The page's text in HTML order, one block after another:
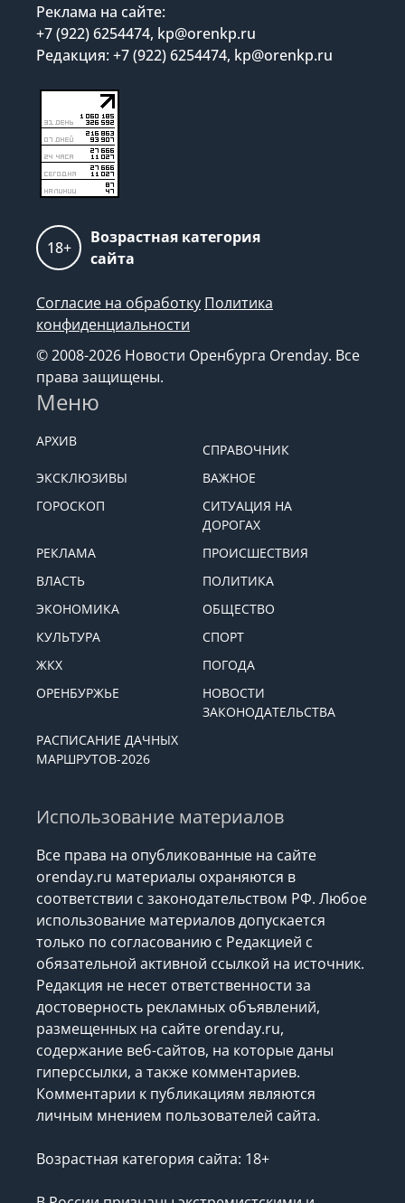
Реклама на сайте:
+7 (922) 6254474, kp@orenkp.ru
Редакция: +7 (922) 6254474, kp@orenkp.ru
18+
Возрастная категория
сайта
Согласие на обработку Политика
конфиденциальности
© 2008-2026 Новости Оренбурга Orenday. Все
права защищены.
Меню
АРХИВ
СПРАВОЧНИК
ЭКСКЛЮЗИВЫ
ВАЖНОЕ
ГОРОСКОП
СИТУАЦИЯ НА
ДОРОГАХ
РЕКЛАМА
ПРОИСШЕСТВИЯ
ВЛАСТЬ
ПОЛИТИКА
ЭКОНОМИКА
ОБЩЕСТВО
КУЛЬТУРА
СПОРТ
ЖКХ
ПОГОДА
ОРЕНБУРЖЬЕ
НОВОСТИ
ЗАКОНОДАТЕЛЬСТВА
РАСПИСАНИЕ ДАЧНЫХ
МАРШРУТОВ-2026
Использование материалов
Все права на опубликованные на сайте
orenday.ru материалы охраняются в
соответствии с законодательством РФ. Любое
использование материалов допускается
только по согласованию с Редакцией с
обязательной активной ссылкой на источник.
Редакция не несет ответственности за
достоверность рекламных объявлений,
размещенных на сайте orenday.ru,
содержание веб-сайтов, на которые даны
гиперссылки, а также комментариев.
Комментарии к публикациям являются
личным мнением пользователей сайта.
Возрастная категория сайта: 18+